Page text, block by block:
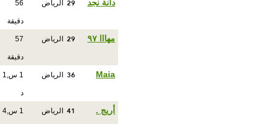
دانة نجد 29 الرياض 56
دقيقة
مهااا ٩٧ 29 الرياض 57
دقيقة
Maia
36 الرياض 1 س,1
د
أريج . 41 الرياض 1 س,4